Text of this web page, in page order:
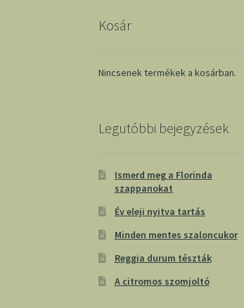
Kosár
Nincsenek termékek a kosárban.
Legutóbbi bejegyzések
Ismerd meg a Florinda
szappanokat
Év eleji nyitva tartás
Minden mentes szaloncukor
Reggia durum tészták
A citromos szomjoltó